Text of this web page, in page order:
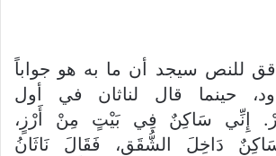
للنص سيجد أن ما به هو جواباً
حينما قال لناثان في أول
إِنِّي سَاكِنٌ فِي بَيْتٍ مِنْ أَرْزٍ،
دَاخِلَ الشُّقَقِ، فَقَالَ نَاثَانُ